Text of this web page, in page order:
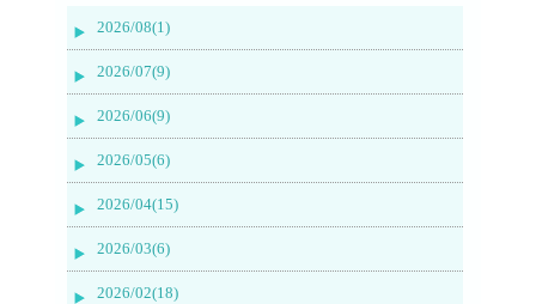
2026/08(1)
2026/07(9)
2026/06(9)
2026/05(6)
2026/04(15)
2026/03(6)
2026/02(18)